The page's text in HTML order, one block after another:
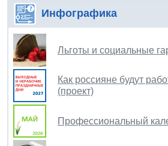
Инфографика
Льготы и социальные
Как россияне будут
(проект)
Профессиональный